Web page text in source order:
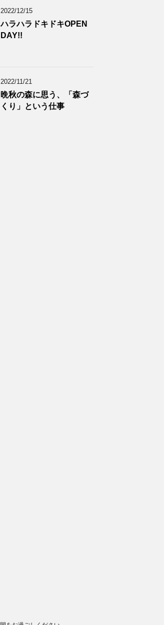
2022/12/15
ハラハラドキドキOPEN
DAY!!
2022/11/21
晩秋の森に思う、「森づ
くり」という仕事